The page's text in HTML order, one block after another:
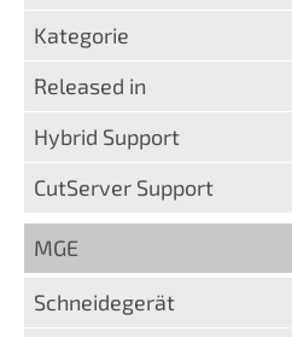
MGE